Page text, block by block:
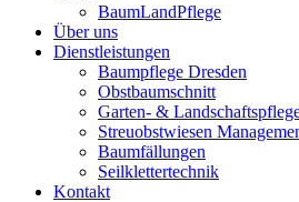
BaumLandPflege
Über uns
Dienstleistungen
Baumpflege Dresden
Obstbaumschnitt
Garten- &
Streuobstwiesen
Baumfällungen
Seilklettertechnik
Kontakt